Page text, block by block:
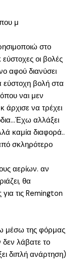
μ
στο
οι βολές
αφού διανύσει
βολή στα
ναι μεν
να τρέχει
αλλάξει
καμία διαφορά..
σκληρότερο
αερίων. αν
θα
τις Remington
μέσω της φόρμας
δεν λάβατε το
διπλή ανάρτηση)